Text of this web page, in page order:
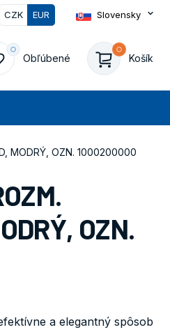
CZK EUR Slovensky
Obľúbené Košík
0
MODRÝ, OZN. 1000200000
OZN.
a elegantný spôsob